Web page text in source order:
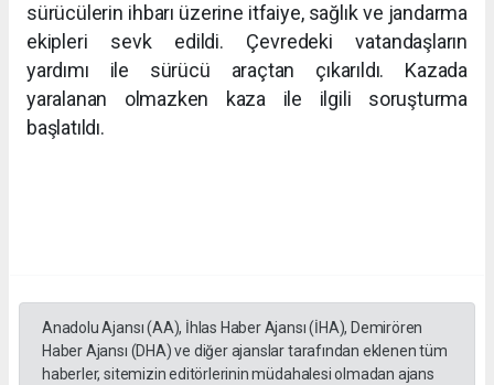
sürücülerin ihbarı üzerine itfaiye, sağlık ve jandarma
ekipleri sevk edildi. Çevredeki vatandaşların
yardımı ile sürücü araçtan çıkarıldı. Kazada
yaralanan olmazken kaza ile ilgili soruşturma
başlatıldı.
Anadolu Ajansı (AA), İhlas Haber Ajansı (İHA), Demirören
Haber Ajansı (DHA) ve diğer ajanslar tarafından eklenen tüm
haberler, sitemizin editörlerinin müdahalesi olmadan ajans